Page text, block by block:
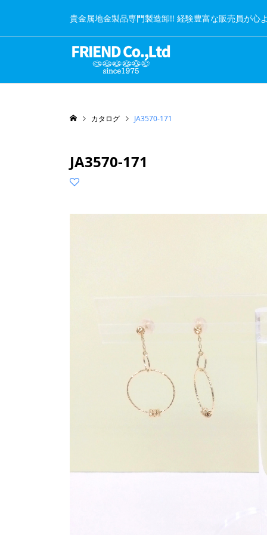
貴金属地金製品専門製造卸!! 経験豊富な販売員が心
カタログ JA3570-171
JA3570-171